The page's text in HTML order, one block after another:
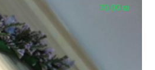
70.00₪